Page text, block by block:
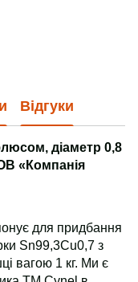
Відгуки
діаметр 0,8
«Компанія
для придбання
Sn99,3Cu0,7 з
вагою 1 кг. Ми є